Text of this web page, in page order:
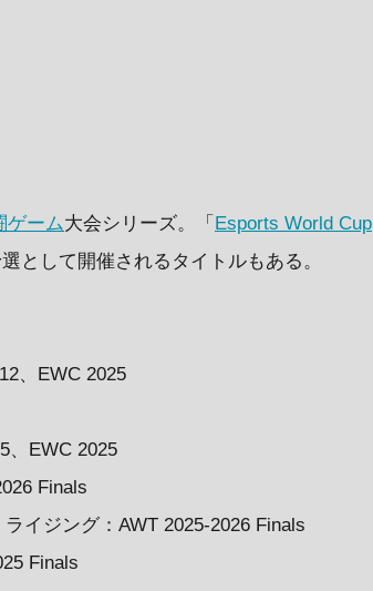
ゲーム大会シリーズ。「 Esports World Cup
として開催されるタイトルもある。
12、EWC 2025
、EWC 2025
Finals
イジング：AWT 2025-2026 Finals
Finals